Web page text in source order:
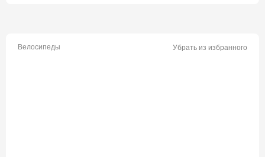
Велосипеды Убрать из избранного